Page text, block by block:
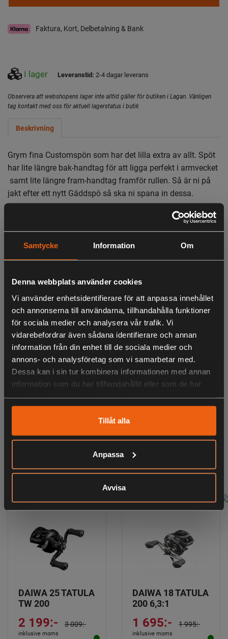
Samtycke Information Om
Denna webbplats använder cookies
Vi använder enhetsidentifierare för att anpassa innehållet
och annonserna till användarna, tillhandahålla funktioner
för sociala medier och analysera vår trafik. Vi
vidarebefordrar även sådana identifierare och annan
information från din enhet till de sociala medier och
annons- och analysföretag som vi samarbetar med.
Dessa kan i sin tur kombinera informationen med annan
information som du har tillhandahållit eller som de har
Tillåt alla
Anpassa
Avvisa
Faktura, Kort, Delbetalning & Bank
I lager Leveranstid: 2-4 dagar leverans
Observera att webshopens lager inte alltid gäller för butiken i Lagan. Vänligen
tag kontakt med oss för aktuell lagerstatus i butik
Beskrivning
Grym fina Customspön som har det lilla extra av allt. Spöt
har lite längre bak-handtag för att ligga perfekt i armvecket
samt lite längre fram-handtag framför rullen. Så är ni på
jakt efter ett nytt Gäddspö så ska ni spana in dessa.
VIKT 195G
LÄNG 243CM
LIKNANDE PRODUKTER
KÖPS OFTA TILLSAMMANS
ANDRA HAR OCKSÅ TITTAT PÅ
RELATERADE PRODUKTER
DAIWA 25 TATULA
TW 200
2 199:- 3 009:-
inklusive moms
DAIWA 18 TATULA
200 6,3:1
1 695:- 1 995:-
inklusive moms